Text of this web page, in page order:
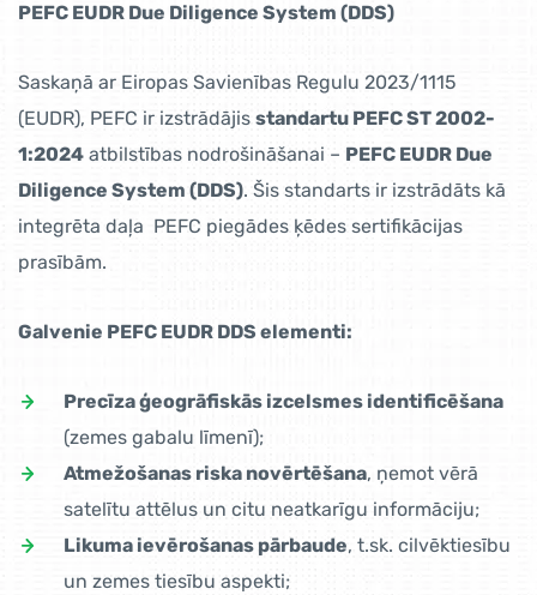
PEFC EUDR Due Diligence System (DDS)
Saskaņā ar Eiropas Savienības Regulu 2023/1115
(EUDR), PEFC ir izstrādājis standartu PEFC ST 2002-
1:2024 atbilstības nodrošināšanai – PEFC EUDR Due
Diligence System (DDS). Šis standarts ir izstrādāts kā
integrēta daļa PEFC piegādes ķēdes sertifikācijas
prasībām.
Galvenie PEFC EUDR DDS elementi:
Precīza ģeogrāfiskās izcelsmes identificēšana
(zemes gabalu līmenī);
Atmežošanas riska novērtēšana, ņemot vērā
satelītu attēlus un citu neatkarīgu informāciju;
Likuma ievērošanas pārbaude, t.sk. cilvēktiesību
un zemes tiesību aspekti;